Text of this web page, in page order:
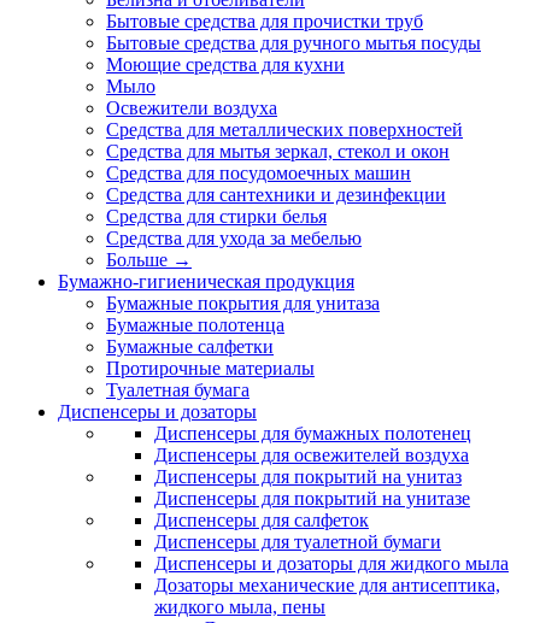
Бытовые средства для прочистки труб
Бытовые средства для ручного мытья посуды
Моющие средства для кухни
Мыло
Освежители воздуха
Средства для металлических поверхностей
Средства для мытья зеркал, стекол и окон
Средства для посудомоечных машин
Средства для сантехники и дезинфекции
Средства для стирки белья
Средства для ухода за мебелью
Больше →
Бумажно-гигиеническая продукция
Бумажные покрытия для унитаза
Бумажные полотенца
Бумажные салфетки
Протирочные материалы
Туалетная бумага
Диспенсеры и дозаторы
Диспенсеры для бумажных полотенец
Диспенсеры для освежителей воздуха
Диспенсеры для покрытий на унитаз
Диспенсеры для покрытий на унитазе
Диспенсеры для салфеток
Диспенсеры для туалетной бумаги
Диспенсеры и дозаторы для жидкого мыла
Дозаторы механические для антисептика,
жидкого мыла, пены